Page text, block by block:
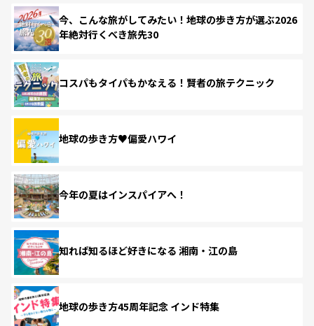
今、こんな旅がしてみたい！地球の歩き方が選ぶ2026
年絶対行くべき旅先30
コスパもタイパもかなえる！賢者の旅テクニック
地球の歩き方♥偏愛ハワイ
今年の夏はインスパイアへ！
知れば知るほど好きになる 湘南・江の島
地球の歩き方45周年記念 インド特集